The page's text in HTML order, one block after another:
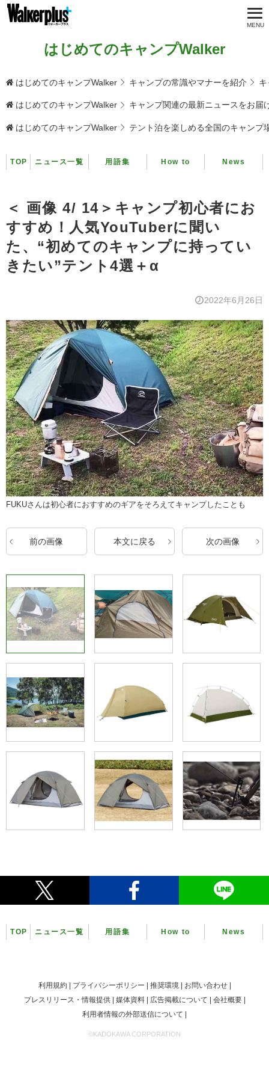
はじめてのキャンプWalker
はじめてのキャンプWalker キャンプの常識やマナーを紹介
はじめてのキャンプWalker キャンプ関連の最新ニュースをお届
はじめてのキャンプWalker テント泊を楽しめる全国のキャンプ
TOP ニュース一覧 用語集 How to News
＜ 画像 4/ 14＞キャンプ初心者にお
すすめ！人気YouTuberに聞い
た、“初めてのキャンプに持ってい
きたい”テント4選＋α
2022年6月26日
FUKUさんは初心者におすすめのギアをそろえてキャンプしたことも
前の画像 本文に戻る 次の画像
TOP ニュース一覧 用語集 How to News
利用規約 プライバシーポリシー 推奨環境
お問い合わせ
プレスリリース・情報提供
媒体資料 広告掲載について
会社概要
利用者情報の外部送信について
©KADOKAWA CORPORATION